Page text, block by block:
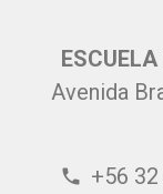
Avenida
phone +56